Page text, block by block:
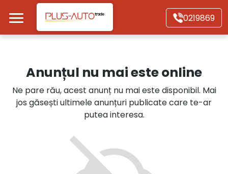
Mergi direct la conținutul principal
0219869
Autoturisme
Motociclete
Autoutilitare
Alte tipuri vehicule
Anunțul nu mai este online
Ne pare rău, acest anunț nu mai este disponibil. Mai
jos găsești ultimele anunțuri publicate care te-ar
putea interesa.